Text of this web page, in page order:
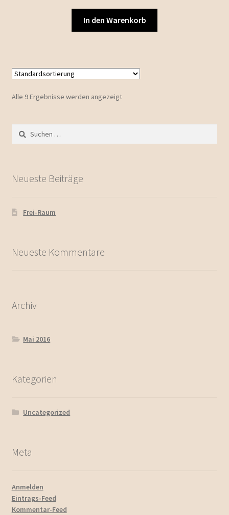
In den Warenkorb
Alle 9 Ergebnisse werden angezeigt
Suchen
nach:
Neueste Beiträge
Frei-Raum
Neueste Kommentare
Archiv
Mai 2016
Kategorien
Uncategorized
Meta
Anmelden
Eintrags-Feed
Kommentar-Feed